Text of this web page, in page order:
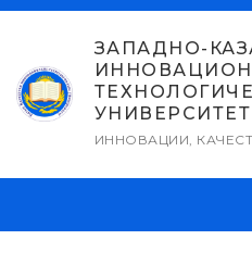
Перейти
содержимому
ЗАПАДНО-
УНИВЕРСИТЕТ
ИННОВАЦИИ,